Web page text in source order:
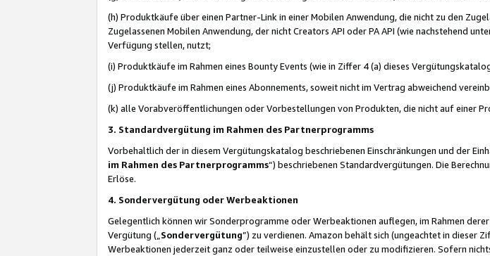
(h) Produktkäufe über einen Partner-Link in einer Mobilen Anwendung, die nicht zu den
Zugelassenen Mobilen Anwendung, der nicht Creators API oder PA API (wie nachstehend
Verfügung stellen, nutzt;
(i) Produktkäufe im Rahmen eines Bounty Events (wie in Ziffer 4 (a) dieses
(j) Produktkäufe im Rahmen eines Abonnements, soweit nicht im Vertrag abweichend
(k) alle Vorabveröffentlichungen oder Vorbestellungen von Produkten, die nicht auf einer
3. Standardvergütung im Rahmen des Partnerprogramms
Vorbehaltlich der in diesem Vergütungskatalog beschriebenen Einschränkungen und der
im Rahmen des Partnerprogramms“) beschriebenen Standardvergütungen. Die
Erlöse.
4. Sondervergütung oder Werbeaktionen
Gelegentlich können wir Sonderprogramme oder Werbeaktionen auflegen, im Rahmen
Vergütung („ Sondervergütung”) zu verdienen. Amazon behält sich (ungeachtet in dieser
Werbeaktionen jederzeit ganz oder teilweise einzustellen oder zu modifizieren. Sofern